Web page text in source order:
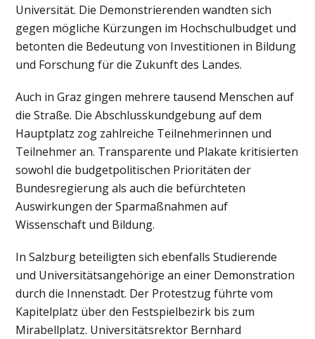
Universität. Die Demonstrierenden wandten sich
gegen mögliche Kürzungen im Hochschulbudget und
betonten die Bedeutung von Investitionen in Bildung
und Forschung für die Zukunft des Landes.
Auch in Graz gingen mehrere tausend Menschen auf
die Straße. Die Abschlusskundgebung auf dem
Hauptplatz zog zahlreiche Teilnehmerinnen und
Teilnehmer an. Transparente und Plakate kritisierten
sowohl die budgetpolitischen Prioritäten der
Bundesregierung als auch die befürchteten
Auswirkungen der Sparmaßnahmen auf
Wissenschaft und Bildung.
In Salzburg beteiligten sich ebenfalls Studierende
und Universitätsangehörige an einer Demonstration
durch die Innenstadt. Der Protestzug führte vom
Kapitelplatz über den Festspielbezirk bis zum
Mirabellplatz. Universitätsrektor Bernhard